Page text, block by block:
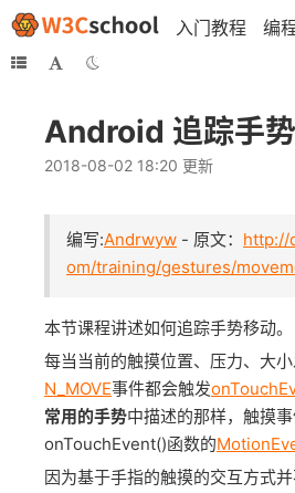
入门教程 编
Android 追踪手
2018-08-02 18:20 更新
编写:Andrwyw - 原文： http://
om/training/gestures/
本节课程讲述如何追踪手势移动。
每当当前的触摸位置、压力、大小
N_MOVE事件都会触发
常用的手势中描述的那样，触摸
onTouchEvent()函数的
因为基于手指的触摸的交互方式